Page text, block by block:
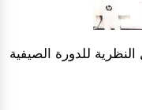
للدورة الصيفية